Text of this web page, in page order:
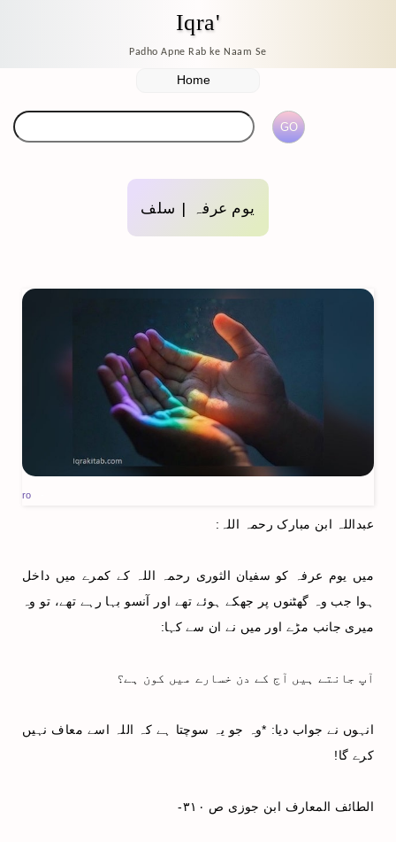
Iqra'
Padho Apne Rab ke Naam Se
یوم عرفہ | سلف
ro
عبداللہ ابن مبارک رحمہ اللہ:
میں یوم عرفہ کو سفیان الثوری رحمہ اللہ کے کمرے میں داخل
ہوا جب وہ گھٹنوں پر جھکے ہوئے تھے اور آنسو بہا رہے تھے، تو وہ
میری جانب مڑے اور میں نے ان سے کہا:
آپ جانتے ہیں آج کے دن خسارے میں کون ہے؟
انہوں نے جواب دیا: *وہ جو یہ سوچتا ہے کہ اللہ اسے معاف نہیں
کرے گا!
الطائف المعارف ابن جوزی ص ۳۱۰-